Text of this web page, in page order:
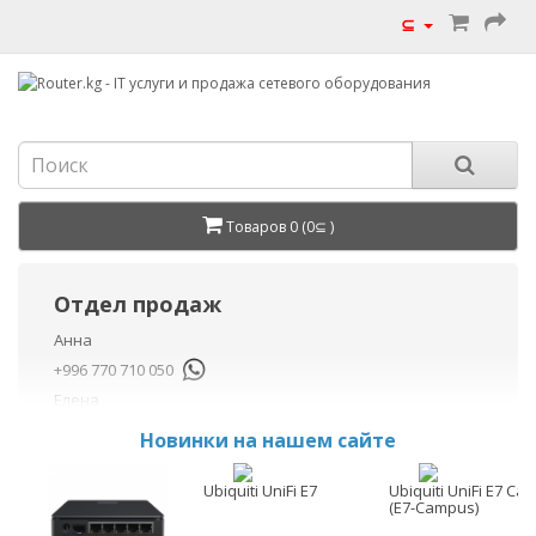
⊆
Товаров 0 (0⊆ )
Отдел продаж
Анна
+996 770 710 050
Елена
+996 770 710 040
+996 775 710 060
Новинки на нашем сайте
Ubiquiti UniFi E7 Ubiquiti UniFi E7
(E7-Campus)